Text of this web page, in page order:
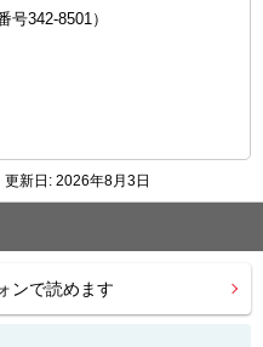
342-8501）
更新日: 2026年8月3日
ンで読めます